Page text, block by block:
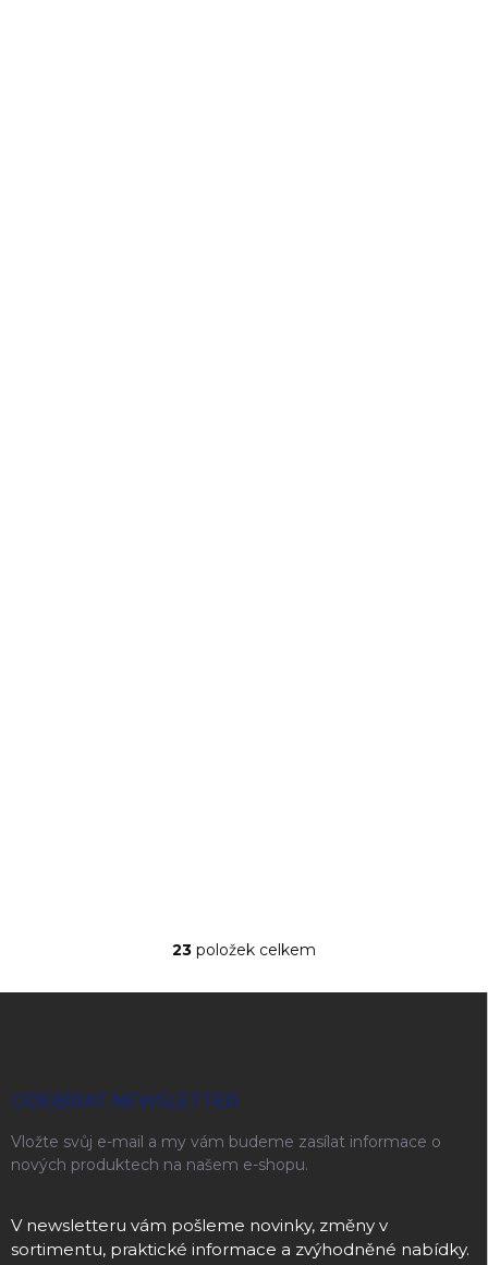
Ovládací prvky výpisu
23 položek celkem
ODEBÍRAT NEWSLETTER
Vložte svůj e-mail a my vám budeme zasílat informace o
nových produktech na našem e-shopu.
V newsletteru vám pošleme novinky, změny v
sortimentu, praktické informace a zvýhodněné nabídky.